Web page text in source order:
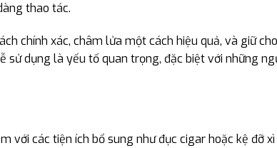
thao tác.
chính xác, châm lửa một cách hiệu quả, và giữ
sử dụng là yếu tố quan trọng, đặc biệt với những
với các tiện ích bổ sung như đục cigar hoặc kệ đỡ